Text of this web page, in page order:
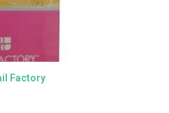
Factory